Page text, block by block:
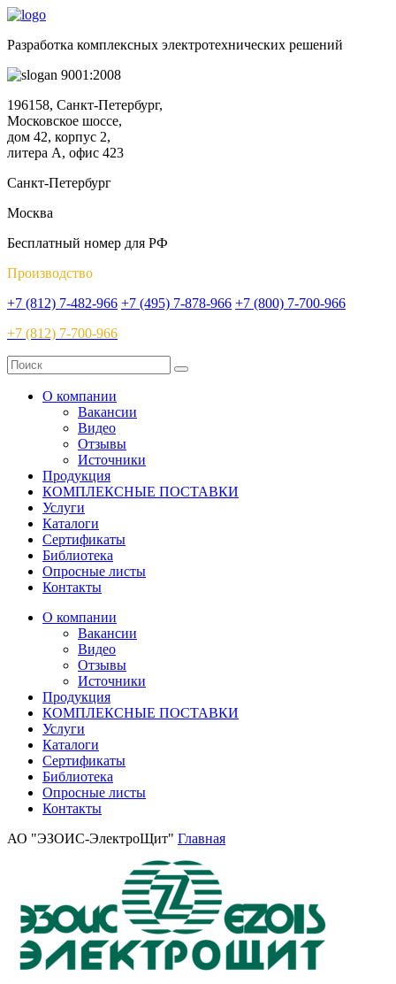
Разработка комплексных электротехнических решений
9001:2008
196158, Санкт-Петербург,
Московское шоссе,
дом 42, корпус 2,
литера А, офис 423
Санкт-Петербург
Москва
Бесплатный номер для РФ
Производство
+7 (812) 7-482-966 +7 (495) 7-878-966 +7 (800) 7-700-966
+7 (812) 7-700-966
О компании
Вакансии
Видео
Отзывы
Источники
Продукция
КОМПЛЕКСНЫЕ ПОСТАВКИ
Услуги
Каталоги
Сертификаты
Библиотека
Опросные листы
Контакты
О компании
Вакансии
Видео
Отзывы
Источники
Продукция
КОМПЛЕКСНЫЕ ПОСТАВКИ
Услуги
Каталоги
Сертификаты
Библиотека
Опросные листы
Контакты
АО "ЭЗОИС-ЭлектроЩит" Главная